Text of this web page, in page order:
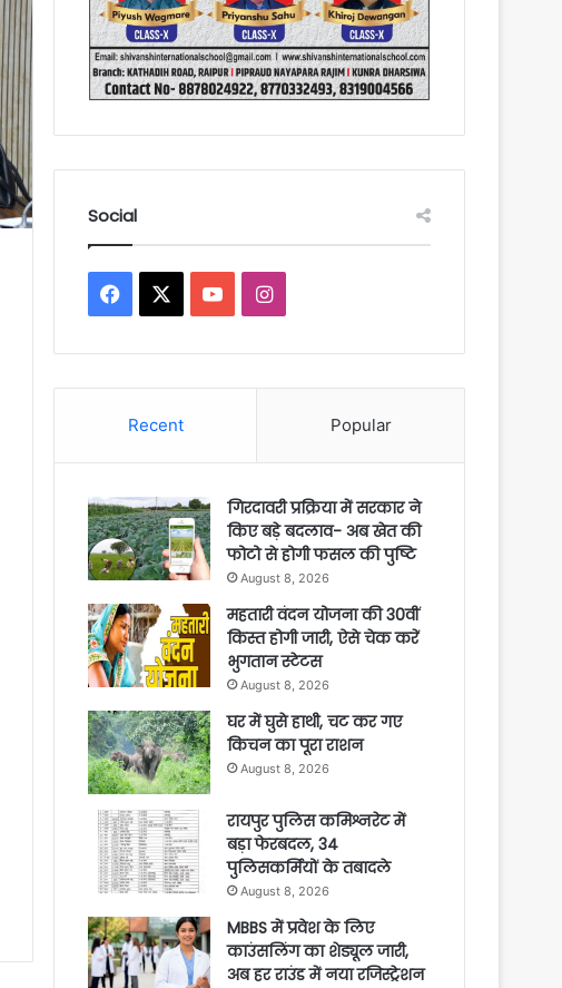
Social
Facebook YouTubeInstagram
Recent Popular
गिरदावरी प्रक्रिया में सरकार ने
किए बड़े बदलाव- अब खेत की
फोटो से होगी फसल की पुष्टि
August 8, 2026
महतारी वंदन योजना की 30वीं
किस्त होगी जारी, ऐसे चेक करें
भुगतान स्टेटस
August 8, 2026
घर में घुसे हाथी, चट कर गए
किचन का पूरा राशन
August 8, 2026
रायपुर पुलिस कमिश्नरेट में
बड़ा फेरबदल, 34
पुलिसकर्मियों के तबादले
August 8, 2026
MBBS में प्रवेश के लिए
काउंसलिंग का शेड्यूल जारी,
अब हर राउंड में नया रजिस्ट्रेशन